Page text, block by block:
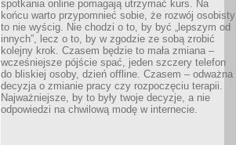
spotkania online pomagają utrzymać kurs. Na
końcu warto przypomnieć sobie, że rozwój osobisty
to nie wyścig. Nie chodzi o to, by być „lepszym od
innych”, lecz o to, by w zgodzie ze sobą zrobić
kolejny krok. Czasem będzie to mała zmiana –
wcześniejsze pójście spać, jeden szczery telefon
do bliskiej osoby, dzień offline. Czasem – odważna
decyzja o zmianie pracy czy rozpoczęciu terapii.
Najważniejsze, by to były twoje decyzje, a nie
odpowiedzi na chwilową modę w internecie.